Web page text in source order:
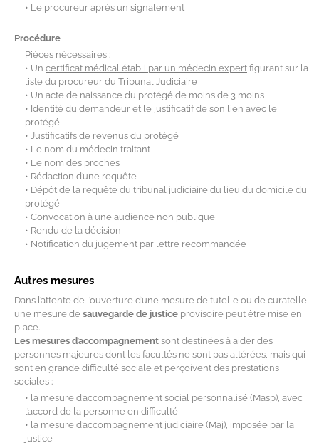
• Le procureur après un signalement
Procédure
Pièces nécessaires :
• Un certificat médical établi par un médecin expert figurant sur la
liste du procureur du Tribunal Judiciaire
• Un acte de naissance du protégé de moins de 3 moins
• Identité du demandeur et le justificatif de son lien avec le
protégé
• Justificatifs de revenus du protégé
• Le nom du médecin traitant
• Le nom des proches
• Rédaction d’une requête
• Dépôt de la requête du tribunal judiciaire du lieu du domicile du
protégé
• Convocation à une audience non publique
• Rendu de la décision
• Notification du jugement par lettre recommandée
Autres mesures
Dans l’attente de l’ouverture d’une mesure de tutelle ou de curatelle,
une mesure de sauvegarde de justice provisoire peut être mise en
place.
Les mesures d’accompagnement sont destinées à aider des
personnes majeures dont les facultés ne sont pas altérées, mais qui
sont en grande difficulté sociale et perçoivent des prestations
sociales :
• la mesure d’accompagnement social personnalisé (Masp), avec
l’accord de la personne en difficulté,
• la mesure d’accompagnement judiciaire (Maj), imposée par la
justice